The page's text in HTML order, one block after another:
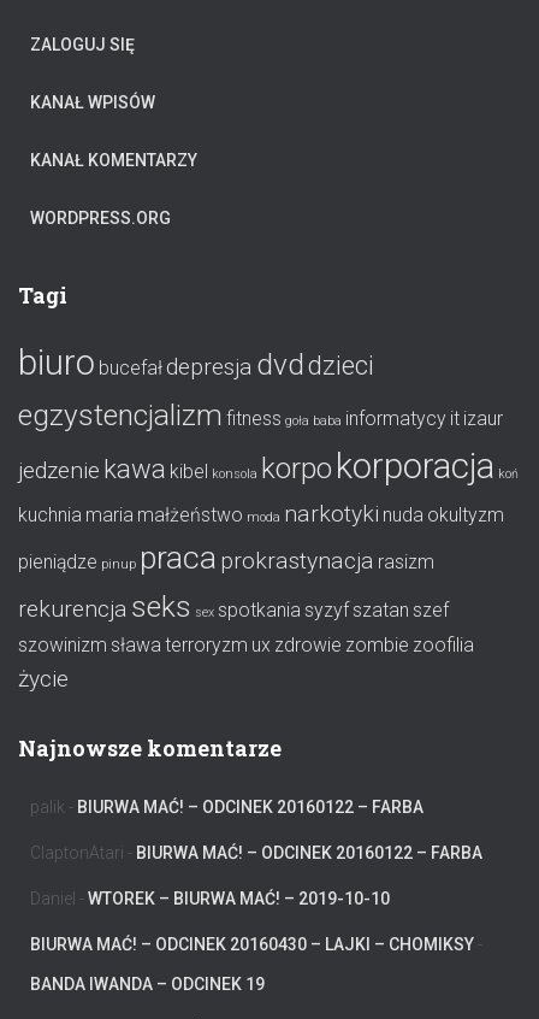
ZALOGUJ SIĘ
KANAŁ WPISÓW
KANAŁ KOMENTARZY
WORDPRESS.ORG
Tagi
biuro bucefał depresja dvddzieci
egzystencjalizm fitness goła baba informatycy it izaur
jedzenie kawa kibel konsola korpo korporacja koń
kuchnia maria małżeństwo moda narkotyki nuda okultyzm
pieniądze pinup praca prokrastynacja rasizm
rekurencja seks sex spotkania syzyf szatan szef
szowinizm sława terroryzm ux zdrowie zombie zoofilia
życie
Najnowsze komentarze
palik - BIURWA MAĆ! – ODCINEK 20160122 – FARBA
ClaptonAtari - BIURWA MAĆ! – ODCINEK 20160122 – FARBA
Daniel - WTOREK – BIURWA MAĆ! – 2019-10-10
BIURWA MAĆ! – ODCINEK 20160430 – LAJKI – CHOMIKSY -
BANDA IWANDA – ODCINEK 19